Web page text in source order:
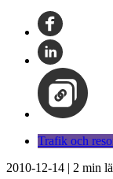
Trafik och
2010-12-14 | 2 min